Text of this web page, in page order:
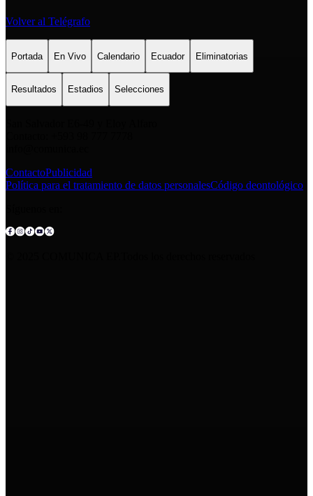
Volver al Telégrafo
Portada En Vivo Calendario Ecuador Eliminatorias
Resultados Estadios Selecciones
ContactoPublicidad
Política para el tratamiento de datos personalesCódigo deontológico